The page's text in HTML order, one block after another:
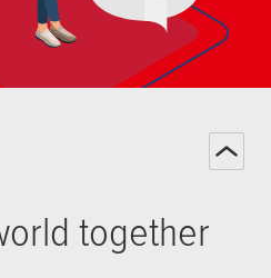
together